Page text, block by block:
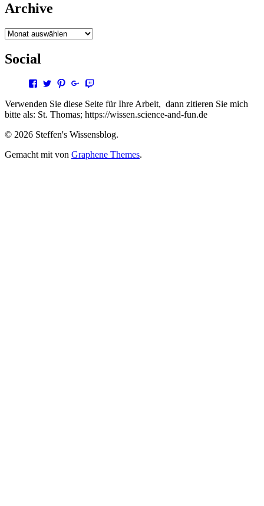
Archive
Archive
Social
Profil
steffen.thomas1
auf
Facebook
anzeigen
Profil
steto123
auf
Twitter
anzeigen
Profil
steffen3669
auf
Pinterest
anzeigen
Profil
Steffen
Thomas
auf
Google+
anzeigen
steto123
auf
Twitch
anzeigen
Verwenden Sie diese Seite für Ihre Arbeit, dann zitieren Sie mich
bitte als: St. Thomas; https://wissen.science-and-fun.de
© 2026 Steffen's Wissensblog.
Gemacht mit von Graphene Themes.